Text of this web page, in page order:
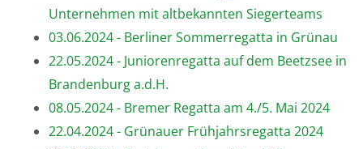
Unternehmen mit altbekannten Siegerteams
03.06.2024 - Berliner Sommerregatta in Grünau
22.05.2024 - Juniorenregatta auf dem Beetzsee in
Brandenburg a.d.H.
08.05.2024 - Bremer Regatta am 4./5. Mai 2024
22.04.2024 - Grünauer Frühjahrsregatta 2024